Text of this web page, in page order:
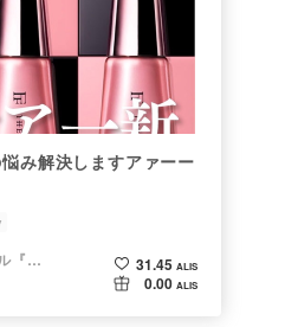
み解決しますアァーー
あんあん＠ピンクデビル『変態』
31.45 ALIS
0.00 ALIS